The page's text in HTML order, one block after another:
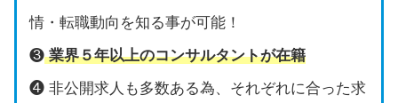
情・転職動向を知る事が可能！
❸ 業界５年以上のコンサルタントが在籍
❹ 非公開求人も多数ある為、それぞれに合った求